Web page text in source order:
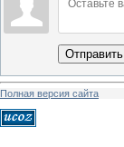
Отправить
Полная версия сайта